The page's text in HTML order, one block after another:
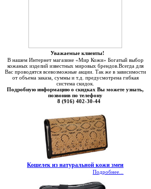
Уважаемые клиенты!
В нашем Интернет магазине «Мир Кожи» Богатый выбор
кожаных изделий известных мировых брендов.Всегда для
Вас проводятся всевозможные акции. Так же в зависимости
от объема заказа, суммы и т.д. предусмотрена гибкая
система скидок.
Подробную информацию о скидках Вы можете узнать,
позвонив по телефону
8 (916) 402-30-44
Кошелек из натуральной кожи змеи
Подробнее...